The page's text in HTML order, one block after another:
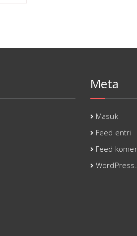
Meta
Masuk
Feed entri
Feed